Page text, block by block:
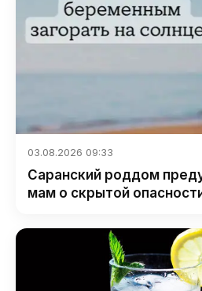
03.08.2026 09:33
Саранский роддом
мам о скрытой